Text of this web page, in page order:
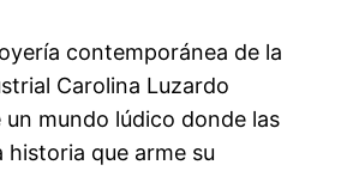
contemporánea de la
Carolina Luzardo
un mundo lúdico donde las
historia que arme su